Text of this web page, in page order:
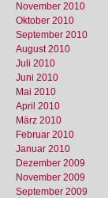
November 2010
Oktober 2010
September 2010
August 2010
Juli 2010
Juni 2010
Mai 2010
April 2010
März 2010
Februar 2010
Januar 2010
Dezember 2009
November 2009
September 2009